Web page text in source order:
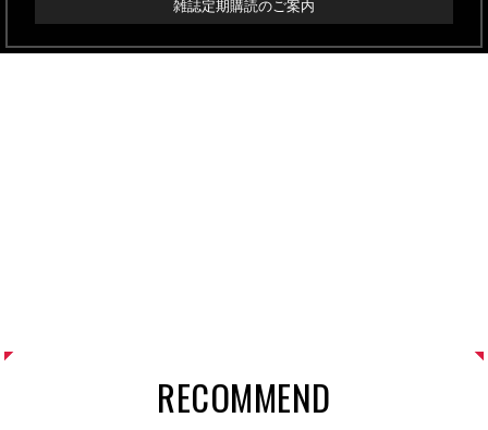
雑誌定期購読のご案内
RECOMMEND